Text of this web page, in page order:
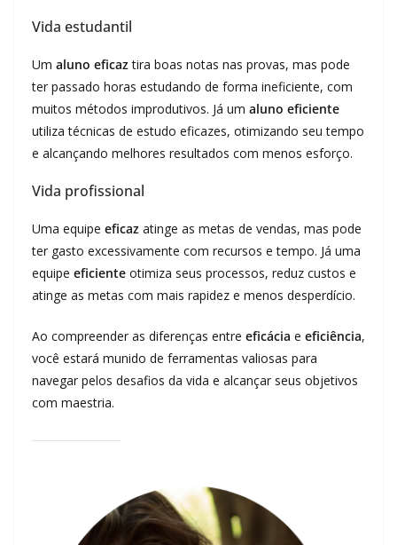
Vida estudantil
Um aluno eficaztira boas notas nas provas, mas pode
ter passado horas estudando de forma ineficiente, com
muitos métodos improdutivos. Já um aluno eficiente
utiliza técnicas de estudo eficazes, otimizando seu tempo
e alcançando melhores resultados com menos esforço.
Vida profissional
Uma equipe eficaz atinge as metas de vendas, mas pode
ter gasto excessivamente com recursos e tempo. Já uma
equipe eficiente otimiza seus processos, reduz custos e
atinge as metas com mais rapidez e menos desperdício.
Ao compreender as diferenças entre eficácia e eficiência,
você estará munido de ferramentas valiosas para
navegar pelos desafios da vida e alcançar seus objetivos
com maestria.